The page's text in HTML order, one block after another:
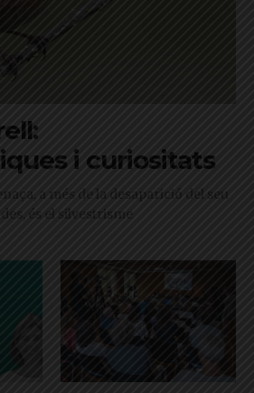
i curiositats
a més de la desaparició del seu
és el silvestrisme